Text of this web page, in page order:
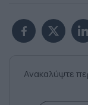
Ανακαλύψτε